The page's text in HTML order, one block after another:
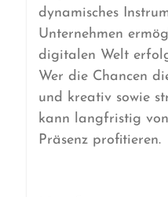
dynamisches
Unternehmen
digitalen Welt
Wer die Chancen
und kreativ sowie
kann langfristig
Präsenz profitieren.